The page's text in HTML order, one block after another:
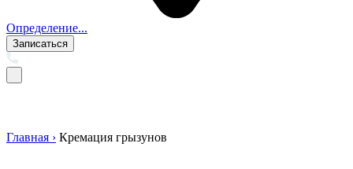
Определение...
Записаться
Главная › Кремация грызунов